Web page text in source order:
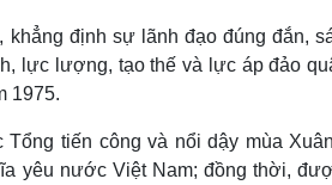
định sự lãnh đạo đúng đắn,
lực lượng, tạo thế và lực áp đảo
1975.
Tổng tiến công và nổi dậy mùa
yêu nước Việt Nam; đồng thời,